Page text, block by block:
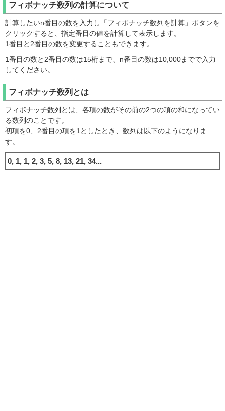
1
2 1
3
4 2
7 8
フィボナッチ数列の計算について
計算したいn番目の数を入力し「フィボナッチ数列を計算」ボタンを
クリックすると、指定番目の値を計算して表示します。
1番目と2番目の数を変更することもできます。
1番目の数と2番目の数は15桁まで、n番目の数は10,000までで入力
してください。
フィボナッチ数列とは
フィボナッチ数列とは、各項の数がその前の2つの項の和になってい
る数列のことです。
初項を0、2番目の項を1としたとき、数列は以下のようになりま
す。
0, 1, 1, 2, 3, 5, 8, 13, 21, 34...